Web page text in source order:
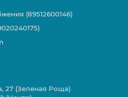
(89512600146)
27 (Зеленая Роща)